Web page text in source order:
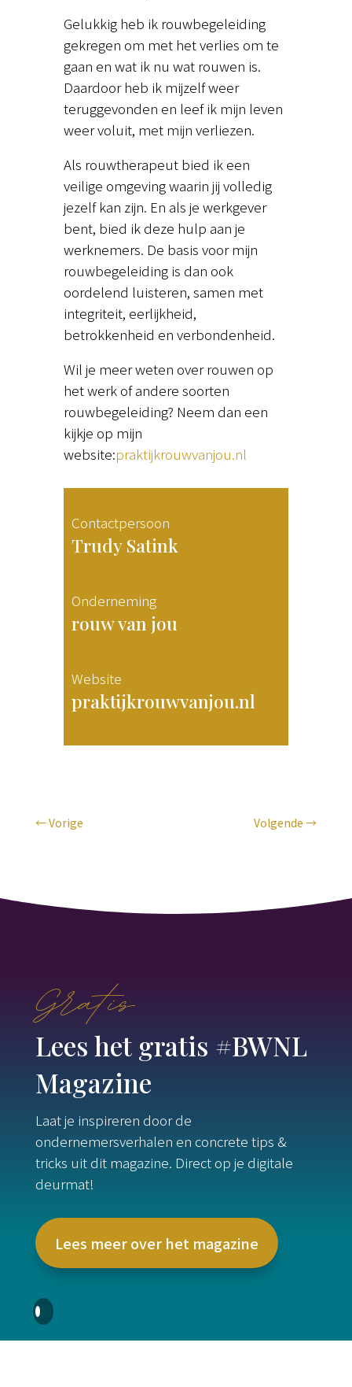
Gelukkig heb ik rouwbegeleiding
gekregen om met het verlies om te
gaan en wat ik nu wat rouwen is.
Daardoor heb ik mijzelf weer
teruggevonden en leef ik mijn leven
weer voluit, met mijn verliezen.
Als rouwtherapeut bied ik een
veilige omgeving waarin jij volledig
jezelf kan zijn. En als je werkgever
bent, bied ik deze hulp aan je
werknemers. De basis voor mijn
rouwbegeleiding is dan ook
oordelend luisteren, samen met
integriteit, eerlijkheid,
betrokkenheid en verbondenheid.
Wil je meer weten over rouwen op
het werk of andere soorten
rouwbegeleiding? Neem dan een
kijkje op mijn
website:praktijkrouwvanjou.nl
Contactpersoon
Trudy Satink
Onderneming
rouw van jou
Website
praktijkrouwvanjou.nl
←Vorige Volgende →
Gratis
Lees het gratis #BWNL
Magazine
Laat je inspireren door de
ondernemersverhalen en concrete tips &
tricks uit dit magazine. Direct op je digitale
deurmat!
Lees meer over het magazine